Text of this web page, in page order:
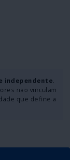
independente.
não vinculam
que define a